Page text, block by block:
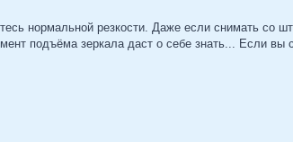
нормальной резкости. Даже если снимать со
подъёма зеркала даст о себе знать... Если